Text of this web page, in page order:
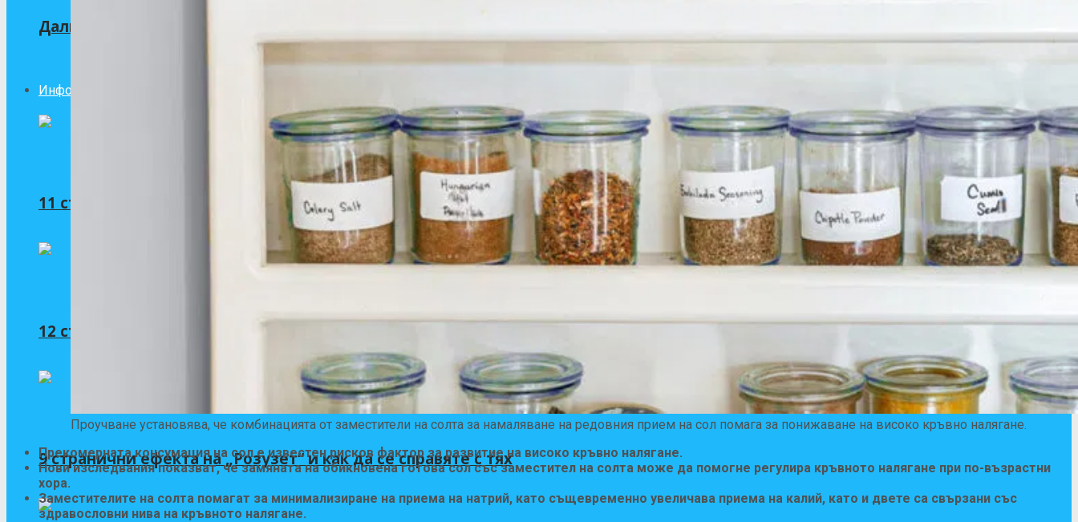
Дали анемията е признак за рак при възрастните хора?
Информация за лекарства
11 странични ефекта на езетимиб (Ezetrol) и как да ги намалите
12 странични ефекта на периндоприл (Coversyl) и как да ги намалите
9 странични ефекта на „Розузет“ и как да се справяте с тях
Проучване установява, че комбинацията от заместители на солта за намаляване на редовния прием на сол помага за понижаване на високо кръвно налягане.
Прекомерната консумация на сол е известен рисков фактор за развитие на високо кръвно налягане.
Нови изследвания показват, че замяната на обикновена готова сол със заместител на солта може да помогне регулира кръвното налягане при по-възрастни
хора.
Заместителите на солта помагат за минимализиране на приема на натрий, като същевременно увеличава приема на калий, като и двете са свързани със
здравословни нива на кръвното налягане.